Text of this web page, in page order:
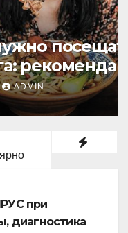
при
диагностика